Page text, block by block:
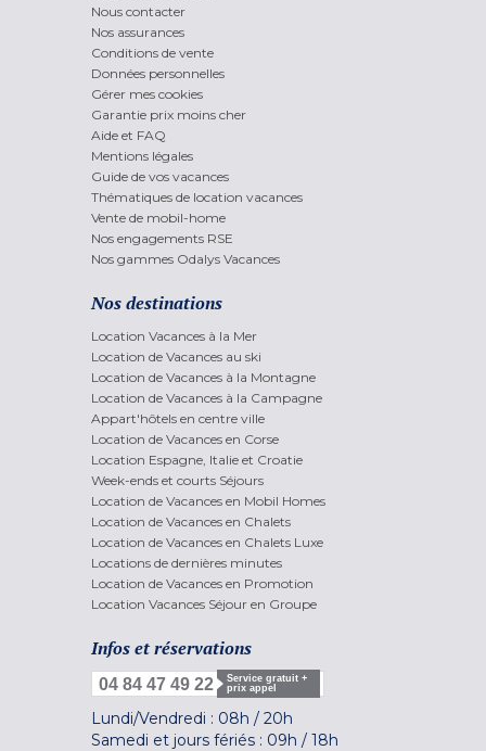
Nous contacter
Nos assurances
Conditions de vente
Données personnelles
Gérer mes cookies
Garantie prix moins cher
Aide et FAQ
Mentions légales
Guide de vos vacances
Thématiques de location vacances
Vente de mobil-home
Nos engagements RSE
Nos gammes Odalys Vacances
Nos destinations
Location Vacances à la Mer
Location de Vacances au ski
Location de Vacances à la Montagne
Location de Vacances à la Campagne
Appart'hôtels en centre ville
Location de Vacances en Corse
Location Espagne, Italie et Croatie
Week-ends et courts Séjours
Location de Vacances en Mobil Homes
Location de Vacances en Chalets
Location de Vacances en Chalets Luxe
Locations de dernières minutes
Location de Vacances en Promotion
Location Vacances Séjour en Groupe
Infos et réservations
04 84 47 49 22
Service gratuit +
prix appel
Lundi/Vendredi : 08h / 20h
Samedi et jours fériés : 09h / 18h